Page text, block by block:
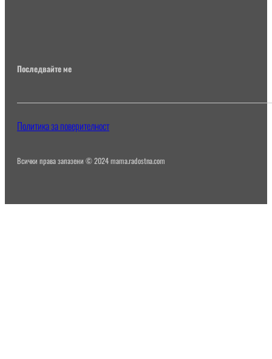
Последвайте ме
Всички права запазени © 2024 mama.radostna.com
Политика за поверителност